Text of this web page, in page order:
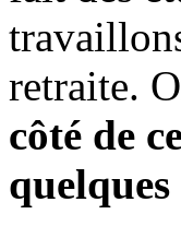
retraite.
côté de
quelques